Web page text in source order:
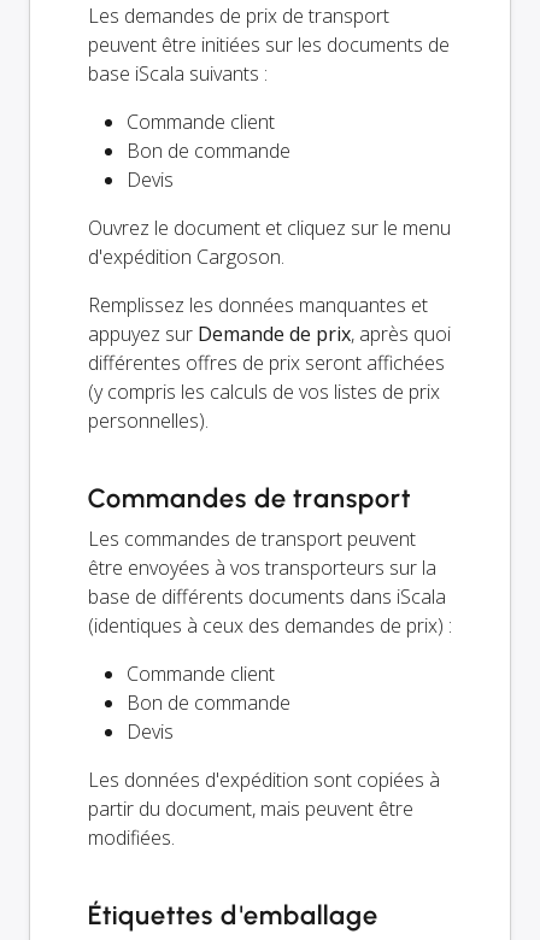
Les demandes de prix de transport
peuvent être initiées sur les documents de
base iScala suivants :
Commande client
Bon de commande
Devis
Ouvrez le document et cliquez sur le menu
d'expédition Cargoson.
Remplissez les données manquantes et
appuyez sur Demande de prix, après quoi
différentes offres de prix seront affichées
(y compris les calculs de vos listes de prix
personnelles).
Commandes de transport
Les commandes de transport peuvent
être envoyées à vos transporteurs sur la
base de différents documents dans iScala
(identiques à ceux des demandes de prix) :
Commande client
Bon de commande
Devis
Les données d'expédition sont copiées à
partir du document, mais peuvent être
modifiées.
Étiquettes d'emballage